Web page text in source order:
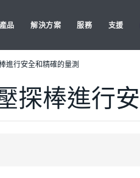
產品 解決方案 服務 支援
進行安全和精確的量測
探棒進行